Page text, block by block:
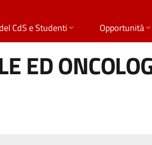
CdS e Studenti Opportunità
ED